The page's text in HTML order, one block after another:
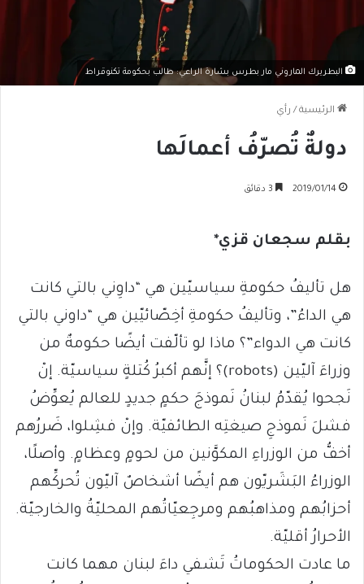
البطريرك الماروني مار بطرس بشارة الراعي: طالب بحكومة تكنوقراط
الرئيسية / رأي
دولةٌ تُصرّفُ أعمالَها
2019/01/14
بقلم سجعان قزي*
هل تأليفُ حكومةِ سياسيّين هي “داوِني بالتي كانت
هي الداءُ”، وتأليفُ حكومةِ أخِصّائيّين هي “داوني بالتي
كانت هي الدواء”؟ ماذا لو تألّفت أيضًا حكومةٌ من
وزراءَ آليّين (robots)؟ إنَّهم أكبرُ كُتلةٍ سياسيّة. إنْ
نَجحوا يُقدّمُ لبنانُ نَموذجَ حكمٍ جديدٍ للعالم يُعوِّضُ
فشلَ نَموذجِ صيغتِه الطائفيّة. وإنْ فشِلوا، ضَررُهم
أخفُّ من الوزراءِ المكوَّنين من لحومٍ وعظامٍ. وأصلًا،
الوزراءُ البَشَريّون هم أيضًا أشخاصٌ آليّون تُحركِّهم
أحزابُهم ومذاهبُهم ومرجِعيّاتُهم المحليّةُ والخارجيّة.
الأحرارُ أقليّة.
ما عادت الحكوماتُ تَشفي داءَ لبنان مهما كانت